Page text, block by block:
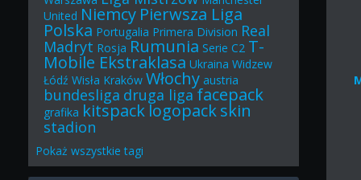
United Niemcy Pierwsza Liga
Polska Portugalia Primera Division Real
Madryt Rosja Rumunia Serie C2 T-
Mobile Ekstraklasa Ukraina Widzew
Łódź Wisła Kraków Włochy austria
bundesliga druga ligafacepack
grafika kitspacklogopackskin
stadion
Pokażwszystkie tagi